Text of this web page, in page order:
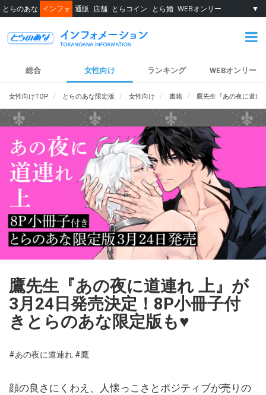
とらのあな インフォ 通販 店舗 とらコイン とら婚 WEBオンリー ▼
総合 女性向け ランキング WEBオンリー
女性向けTOP とらのあな限定版 女性向け 書籍 鷹先生『あの夜に道連
鷹先生『あの夜に道連れ 上』が
3月24日発売決定！8P小冊子付
きとらのあな限定版も♥
#あの夜に道連れ #鷹
顔の良さにくわえ、人懐っこさとポジティブが売りの